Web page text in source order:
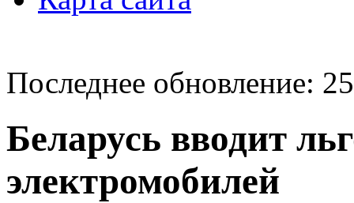
Последнее обновление:
Беларусь вводит
электромобилей